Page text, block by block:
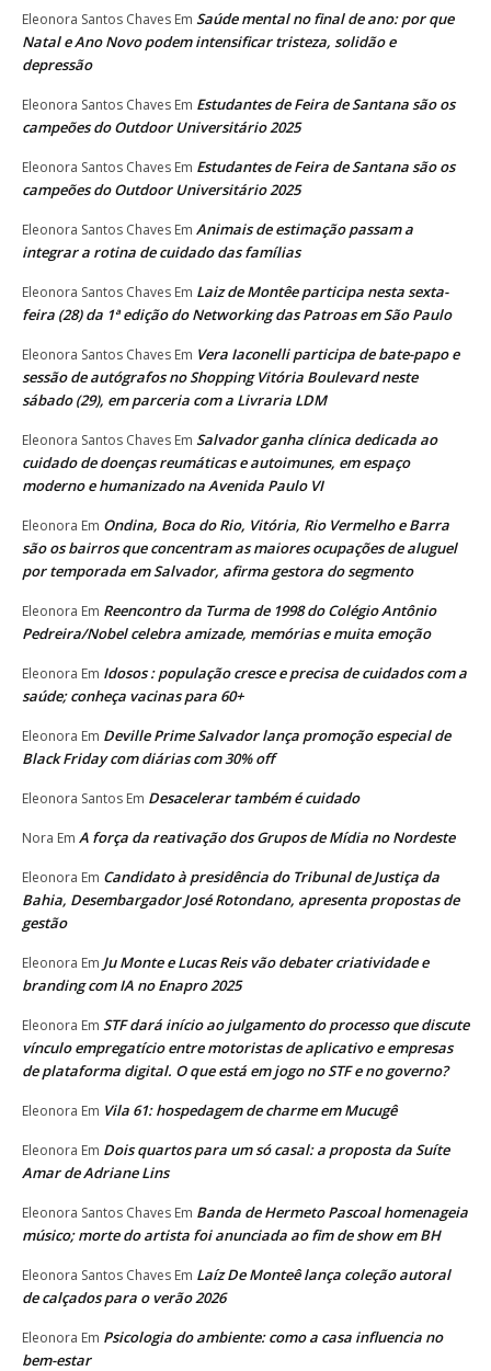
Eleonora Santos Chaves Em Saúde mental no final de ano: por que
Natal e Ano Novo podem intensificar tristeza, solidão e
depressão
Eleonora Santos Chaves Em Estudantes de Feira de Santana são os
campeões do Outdoor Universitário 2025
Eleonora Santos Chaves Em Estudantes de Feira de Santana são os
campeões do Outdoor Universitário 2025
Eleonora Santos Chaves Em Animais de estimação passam a
integrar a rotina de cuidado das famílias
Eleonora Santos Chaves Em Laiz de Montêe participa nesta sexta-
feira (28) da 1ª edição do Networking das Patroas em São Paulo
Eleonora Santos Chaves Em Vera Iaconelli participa de bate-papo e
sessão de autógrafos no Shopping Vitória Boulevard neste
sábado (29), em parceria com a Livraria LDM
Eleonora Santos Chaves Em Salvador ganha clínica dedicada ao
cuidado de doenças reumáticas e autoimunes, em espaço
moderno e humanizado na Avenida Paulo VI
Eleonora Em Ondina, Boca do Rio, Vitória, Rio Vermelho e Barra
são os bairros que concentram as maiores ocupações de aluguel
por temporada em Salvador, afirma gestora do segmento
Eleonora Em Reencontro da Turma de 1998 do Colégio Antônio
Pedreira/Nobel celebra amizade, memórias e muita emoção
Eleonora Em Idosos : população cresce e precisa de cuidados com a
saúde; conheça vacinas para 60+
Eleonora Em Deville Prime Salvador lança promoção especial de
Black Friday com diárias com 30% off
Eleonora Santos Em Desacelerar também é cuidado
Nora Em A força da reativação dos Grupos de Mídia no Nordeste
Eleonora Em Candidato à presidência do Tribunal de Justiça da
Bahia, Desembargador José Rotondano, apresenta propostas de
gestão
Eleonora Em Ju Monte e Lucas Reis vão debater criatividade e
branding com IA no Enapro 2025
Eleonora Em STF dará início ao julgamento do processo que discute
vínculo empregatício entre motoristas de aplicativo e empresas
de plataforma digital. O que está em jogo no STF e no governo?
Eleonora Em Vila 61: hospedagem de charme em Mucugê
Eleonora Em Dois quartos para um só casal: a proposta da Suíte
Amar de Adriane Lins
Eleonora Santos Chaves Em Banda de Hermeto Pascoal homenageia
músico; morte do artista foi anunciada ao fim de show em BH
Eleonora Santos Chaves Em Laíz De Monteê lança coleção autoral
de calçados para o verão 2026
Eleonora Em Psicologia do ambiente: como a casa influencia no
bem-estar